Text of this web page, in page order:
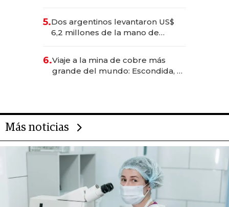
para convertirse en experiencias
transformadoras
5.Dos argentinos levantaron US$
6,2 millones de la mano de
6.Viaje a la mina de cobre más
grande del mundo: Escondida, el
Más noticias